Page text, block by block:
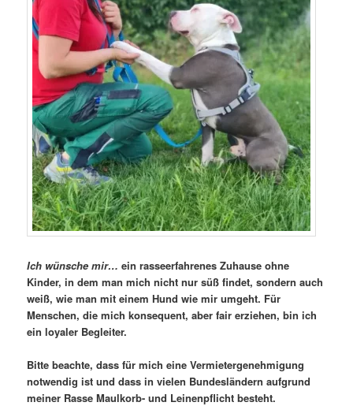
Ich wünsche mir… ein rasseerfahrenes Zuhause ohne
Kinder, in dem man mich nicht nur süß findet, sondern auch
weiß, wie man mit einem Hund wie mir umgeht. Für
Menschen, die mich konsequent, aber fair erziehen, bin ich
ein loyaler Begleiter.
Bitte beachte, dass für mich eine Vermietergenehmigung
notwendig ist und dass in vielen Bundesländern aufgrund
meiner Rasse Maulkorb- und Leinenpflicht besteht.